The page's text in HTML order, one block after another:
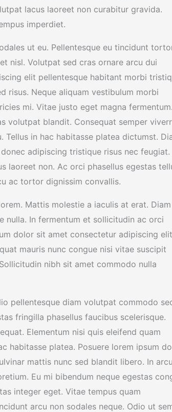
lacus laoreet non curabitur gravida.
imperdiet.
ut eu. Pellentesque eu tincidunt
nisl. Volutpat sed cras ornare arcu dui
elit pellentesque habitant morbi
risus. Neque aliquam vestibulum morbi
mi. Vitae justo eget magna fermentum.
volutpat blandit. Consequat semper
Tellus in hac habitasse platea dictumst.
adipiscing tristique risus nec feugiat.
laoreet non. Ac orci phasellus egestas
ac tortor dignissim convallis.
Mattis molestie a iaculis at erat. Diam
nulla. In fermentum et sollicitudin ac orci
dolor sit amet consectetur adipiscing
mauris nunc congue nisi vitae suscipit
nibh sit amet commodo nulla
pellentesque diam volutpat commodo
fringilla phasellus faucibus scelerisque.
Elementum nisi quis eleifend quam
habitasse platea. Posuere lorem ipsum
mattis nunc sed blandit libero. In arcu
Eu mi bibendum neque egestas
integer eget. Vitae tempus quam
arcu non sodales neque. Odio ut